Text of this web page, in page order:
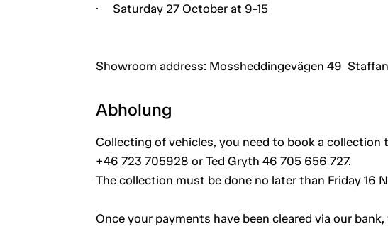
· Saturday 27 October at 9-15
Showroom address: Mossheddingevägen 49
Abholung
Collecting of vehicles, you need to book a
+46 723 705928 or Ted Gryth 46 705 656 727.
The collection must be done no later than Friday 16
Once your payments have been cleared via our